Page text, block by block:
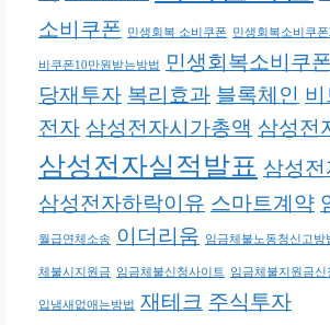
소비쿠폰
민생회복 소비쿠폰 민생회복소비쿠
비쿠폰10만원받는방법 민생회복소비쿠
당재투자 복리효과 블록체인 비
전자 삼성전자시가총액 삼성전
삼성전자실적발표 삼성
삼성전자하락이유 스마트계약
월급연체소송 이더리움 임금체불노동청신고방
체불시지원금 임금체불신청사이트 임금체불지원금신
입냄새없애는방법 재테크 주식투자